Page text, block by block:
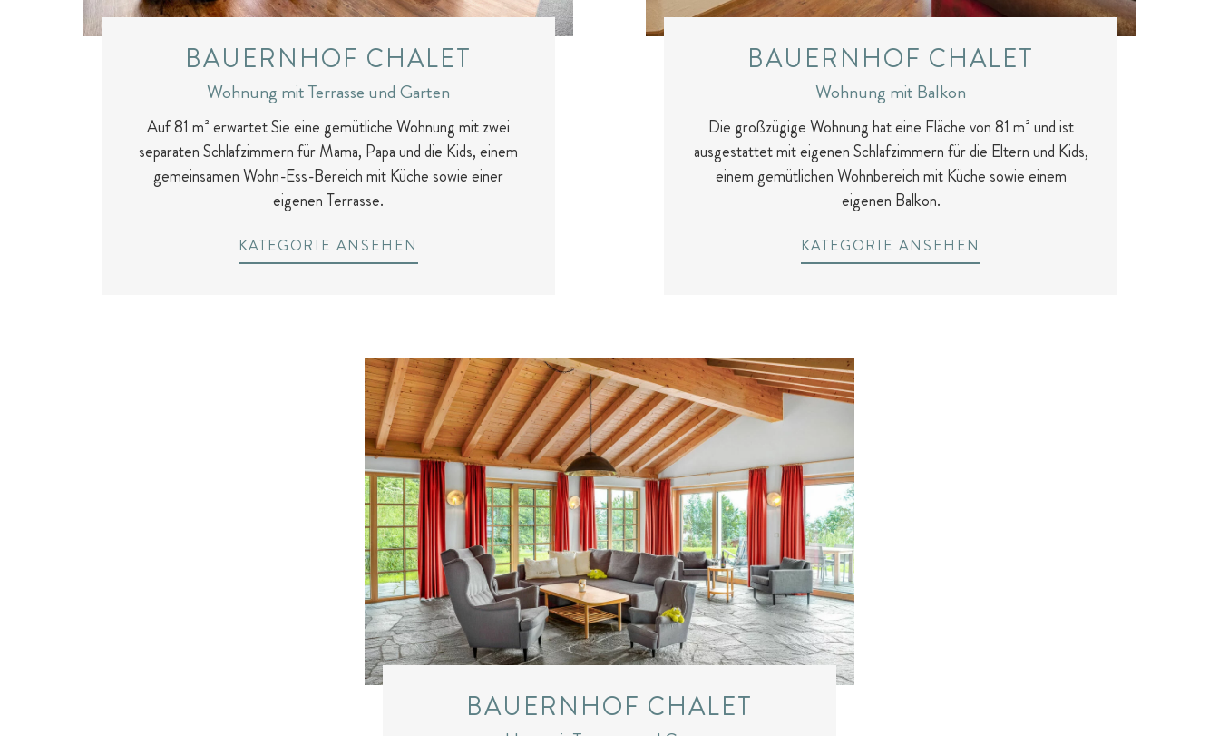
BAUERNHOF CHALET
Wohnung mit Terrasse und Garten
Auf 81 m² erwartet Sie eine gemütliche Wohnung mit zwei
separaten Schlafzimmern für Mama, Papa und die Kids, einem
gemeinsamen Wohn-Ess-Bereich mit Küche sowie einer
eigenen Terrasse.
KATEGORIE ANSEHEN
BAUERNHOF CHALET
Wohnung mit Balkon
Die großzügige Wohnung hat eine Fläche von 81 m² und ist
ausgestattet mit eigenen Schlafzimmern für die Eltern und Kids,
einem gemütlichen Wohnbereich mit Küche sowie einem
eigenen Balkon.
KATEGORIE ANSEHEN
BAUERNHOF CHALET